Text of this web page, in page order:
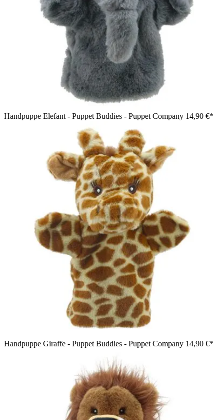
Handpuppe Elefant - Puppet Buddies - Puppet Company 14,90 €*
Handpuppe Giraffe - Puppet Buddies - Puppet Company 14,90 €*